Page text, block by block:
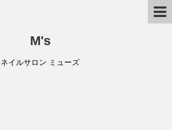
M's
ネイルサロン ミューズ